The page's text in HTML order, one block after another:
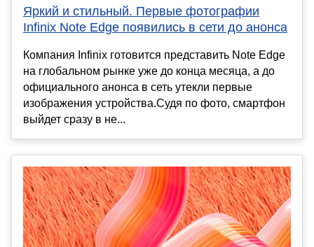
Яркий и стильный. Первые фотографии
Infinix Note Edge появились в сети до анонса
Компания Infinix готовится представить Note Edge
на глобальном рынке уже до конца месяца, а до
официального анонса в сеть утекли первые
изображения устройства.Судя по фото, смартфон
выйдет сразу в не...